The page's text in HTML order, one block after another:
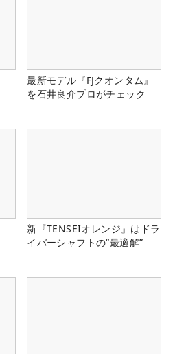
最新モデル『FJクオンタム』
を石井良介プロがチェック
新『TENSEIオレンジ』はドラ
イバーシャフトの“最適解”